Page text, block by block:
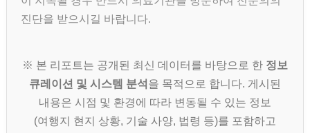
진단을 받으시길 바랍니다.
※ 본 리포트는 공개된 최신 데이터를 바탕으로 한 정보
큐레이션 및 시스템 분석 을 목적으로 합니다. 게시된
내용은 시점 및 환경에 따라 변동될 수 있는 정보
(여행지 현지 상황, 기술 사양, 법령 등)를 포함하고